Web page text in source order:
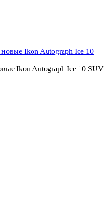
Ikon Autograph Ice 10 SUV